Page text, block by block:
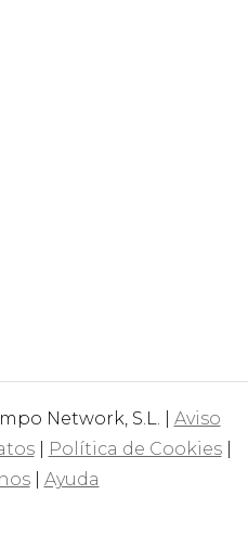
Network, S.L. | Aviso
| Política de Cookies|
| Ayuda